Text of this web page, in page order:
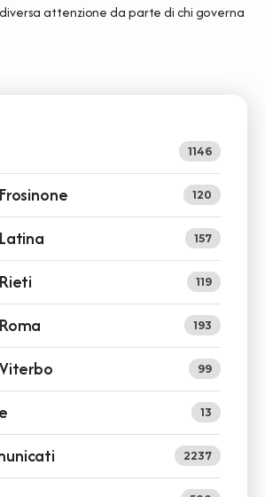
attenzione da parte di chi governa
1146
120
157
119
193
99
13
2237